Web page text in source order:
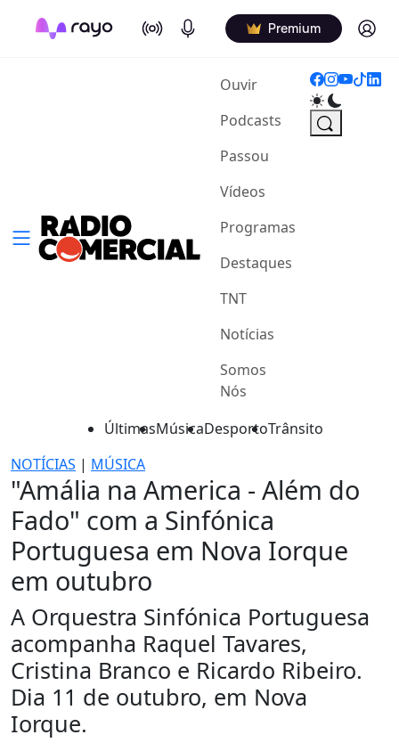
On Air Podcasts Premium Log in
Ouvir(current)
Podcasts
Passou
Vídeos
Programas
Destaques
TNT
Notícias
Somos
Nós
ÚltimasMúsicaDesportoTrânsito
NOTÍCIAS | MÚSICA
"Amália na America - Além do
Fado" com a Sinfónica
Portuguesa em Nova Iorque
em outubro
A Orquestra Sinfónica Portuguesa
acompanha Raquel Tavares,
Cristina Branco e Ricardo Ribeiro.
Dia 11 de outubro, em Nova
Iorque.